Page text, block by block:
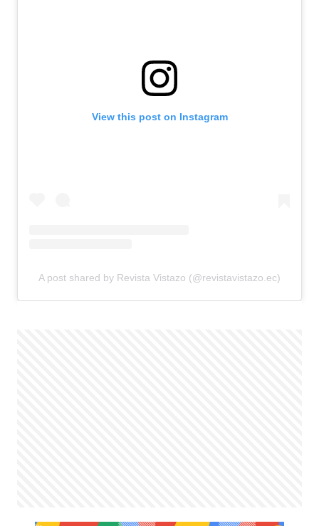
View this post on Instagram
A post shared by Revista Vistazo (@revistavistazo.ec)